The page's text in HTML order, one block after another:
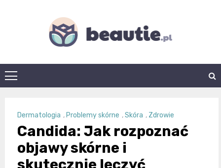
beautie.pl
Dermatologia , Problemy skórne ,Skóra , Zdrowie
Candida: Jak rozpoznać
objawy skórne i